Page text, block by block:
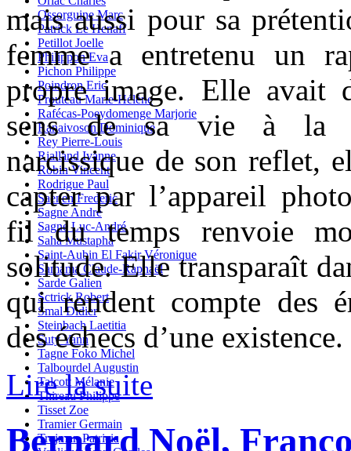
Ossorguine Marc
Patrick Le Henaff
Petillot Joelle
Philippon Eva
Pichon Philippe
Poindron Eric
Prouteau Marie-Hélène
Rafécas-Poeydomenge Marjorie
Ranaivoson Dominique
Rey Pierre-Louis
Rialland Ivanne
Robin Vincent
Rodrigue Paul
Saenen Frederic
Sagne André
Sagne Luc-André
Saha Mustapha
Saint-Aubin El Fakir Véronique
Samama Claude-Raphaël
Sarde Galien
Sctrick Robert
Smal Didier
Steinbach Laetitia
Suty Yann
Tagne Foko Michel
Talbourdel Augustin
Talcott Mélanie
Thireau Philippe
Tisset Zoe
Tramier Germain
Trojman Patricia
mais aussi pour sa
femme a entretenu un
propre image. Elle avait
sens de sa vie à la
narcissique de son reflet,
capter par l’appareil
fil du temps renvoie
solitude. Elle transparaît
qui rendent compte des
des échecs d’une existence.
Lire la suite
Bernard Noël,